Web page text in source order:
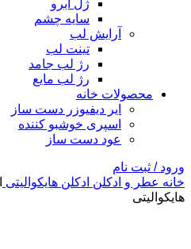
ژل ابرو
سایه چشم
آرایش لب
تینت لب
رژ لب جامد
رژ لب مایع
محصولات خانه
ایر دیفیوزر دست ساز
اسپری خوشبو کننده
عود دست ساز
ورود / ثبت نام
خانه عطر و ادکلن ادکلن هایکوالیتی
هایکوالیتی